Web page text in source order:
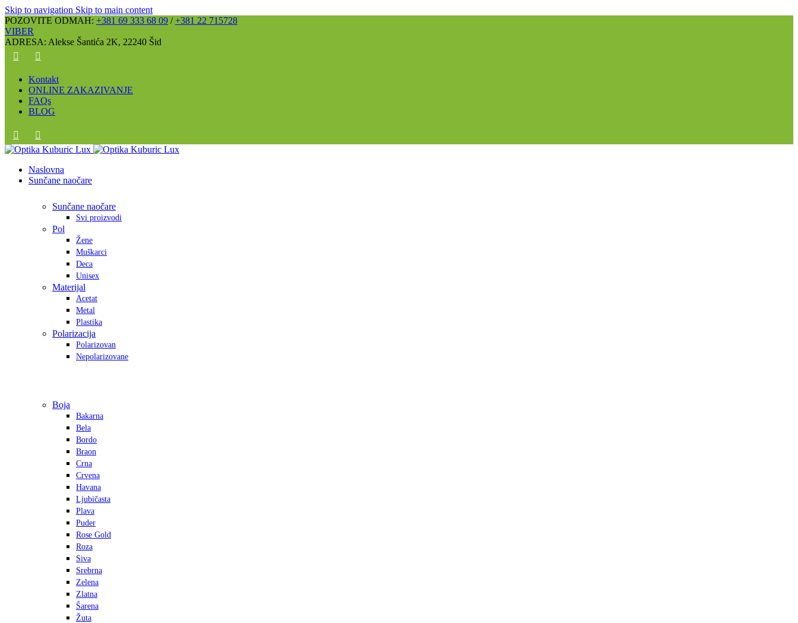
Skip to navigation Skip to main content
POZOVITE ODMAH: +381 69 333 68 09 /+381 22 715728
VIBER
ADRESA: Alekse Šantića 2K, 22240 Šid
Kontakt
ONLINE ZAKAZIVANJE
FAQs
BLOG
Naslovna
Sunčane naočare
Sunčane naočare
Svi proizvodi
Pol
Žene
Muškarci
Deca
Unisex
Materijal
Acetat
Metal
Plastika
Polarizacija
Polarizovan
Nepolarizovane
Boja
Bakarna
Bela
Bordo
Braon
Crna
Crvena
Havana
Ljubičasta
Plava
Puder
Rose Gold
Roza
Siva
Srebrna
Zelena
Zlatna
Šarena
Žuta